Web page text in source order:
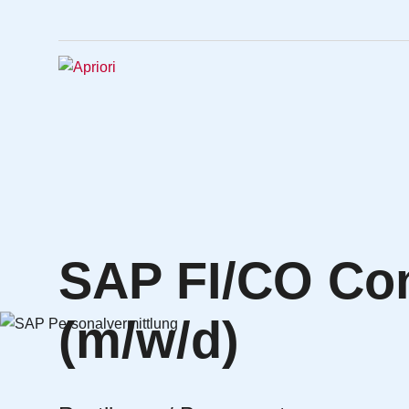
SAP FI/CO
(m/w/d)